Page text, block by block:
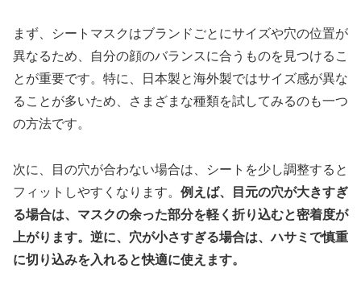
まず、シートマスクはブランドごとにサイズや穴の位置が
異なるため、自分の顔のバランスに合うものを見つけるこ
とが重要です。特に、日本製と海外製ではサイズ感が異な
ることが多いため、さまざまな種類を試してみるのも一つ
の方法です。
次に、目の穴が合わない場合は、シートを少し調整すると
フィットしやすくなります。 例えば、目元の穴が大きすぎ
る場合は、マスクの余った部分を軽く折り込むと密着度が
上がります。逆に、穴が小さすぎる場合は、ハサミで慎重
に切り込みを入れると快適に使えます。